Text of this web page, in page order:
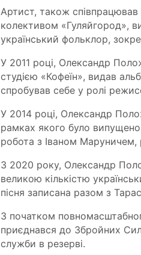
Артист, також співпрацював
колективом «Гуляйгород»,
український фольклор,
У 2011 році, Олександр
студією «Кофеїн», видав
спробував себе у ролі
У 2014 році, Олександр
рамках якого було
робота з Іваном Маруничем,
З 2020 року, Олександр
великою кількістю
пісня записана разом з
З початком
приєднався до Збройних
служби в резерві.